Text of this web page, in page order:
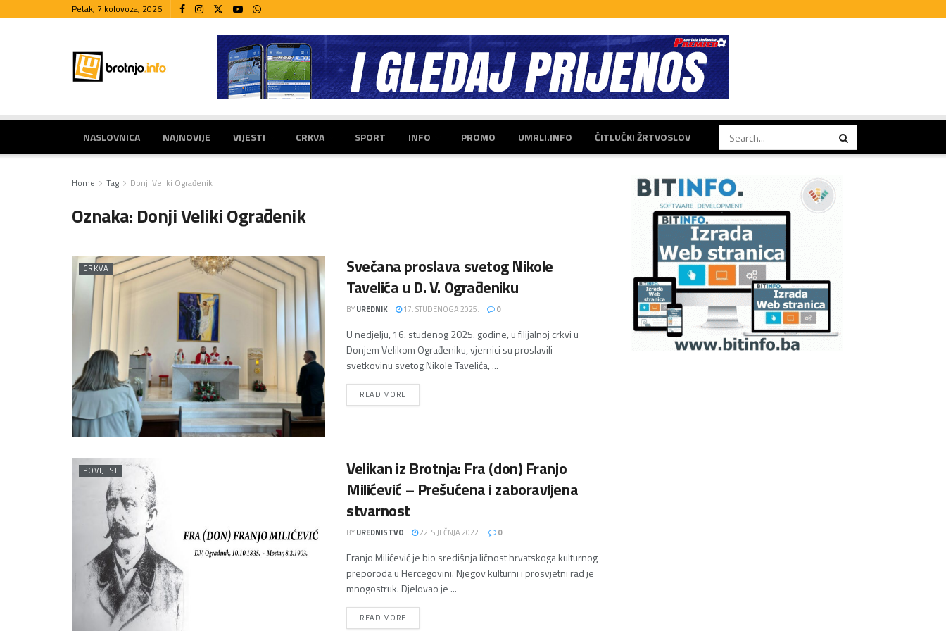
Petak, 7 kolovoza, 2026
NASLOVNICA NAJNOVIJE VIJESTI CRKVA SPORT INFO PROMO UMRLI.INFO ČITLUČKI ŽRTVOSLOV
Home Tag Donji Veliki Ograđenik
Oznaka: Donji Veliki Ograđenik
CRKVA
Svečana proslava svetog Nikole
Tavelića u D. V. Ograđeniku
BYUREDNIK 17. STUDENOGA 2025. 0
U nedjelju, 16. studenog 2025. godine, u filijalnoj crkvi u
Donjem Velikom Ograđeniku, vjernici su proslavili
svetkovinu svetog Nikole Tavelića, ...
READ MOREDETAILS
POVIJEST
Velikan iz Brotnja: Fra (don) Franjo
Milićević – Prešućena i zaboravljena
stvarnost
BYUREDNISTVO 22. SIJEČNJA 2022. 0
Franjo Milićević je bio središnja ličnost hrvatskoga kulturnog
preporoda u Hercegovini. Njegov kulturni i prosvjetni rad je
mnogostruk. Djelovao je ...
READ MOREDETAILS